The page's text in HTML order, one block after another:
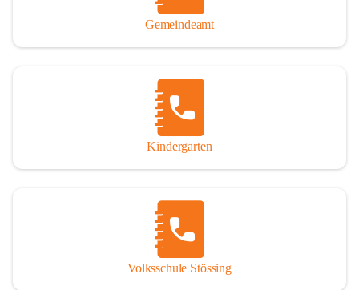
Gemeindeamt
Kindergarten
Volksschule Stössing